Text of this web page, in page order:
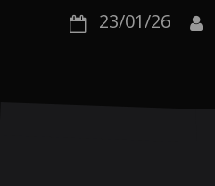
23/01/26